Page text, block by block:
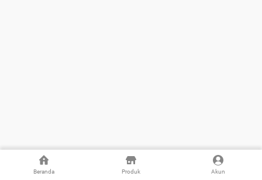
Beranda Produk Akun